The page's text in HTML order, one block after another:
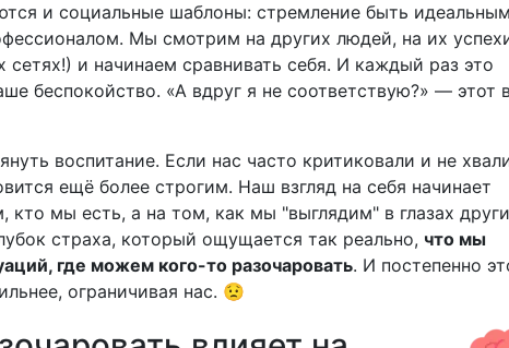
и социальные шаблоны: стремление быть идеальным
Мы смотрим на других людей, на их
сетях!) и начинаем сравнивать себя. И каждый раз это
беспокойство. «А вдруг я не соответствую?» — этот
воспитание. Если нас часто критиковали и не
ещё более строгим. Наш взгляд на себя начинает
кто мы есть, а на том, как мы "выглядим" в глазах
страха, который ощущается так реально, что мы
где можем кого-то разочаровать. И постепенно
ограничивая нас. 😟